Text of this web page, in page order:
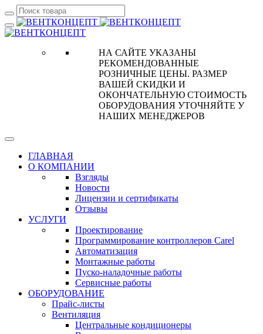
НА САЙТЕ УКАЗАНЫ
РЕКОМЕНДОВАННЫЕ
РОЗНИЧНЫЕ ЦЕНЫ. РАЗМЕР
ВАШЕЙ СКИДКИ И
ОКОНЧАТЕЛЬНУЮ СТОИМОСТЬ
ОБОРУДОВАНИЯ УТОЧНЯЙТЕ У
НАШИХ МЕНЕДЖЕРОВ
ГЛАВНАЯ
О КОМПАНИИ
Взгляды
Новости
Лицензии и сертификаты
Отзывы
УСЛУГИ
Проектирование
Программирование контроллеров Carel
Автоматизация
Монтажные работы
Пуско-наладочные работы
Сервисные работы
ОБОРУДОВАНИЕ
Прайс-листы
Вентиляция
Центральные кондиционеры